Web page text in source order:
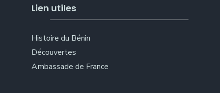
Lien utiles
Histoire du Bénin
Découvertes
Ambassade de France